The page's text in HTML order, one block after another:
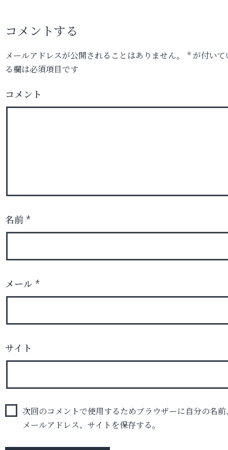
コメントする
メールアドレスが公開されることはありません。 *が付いて
る欄は必須項目です
コメント
名前 *
メール *
サイト
次回のコメントで使用するためブラウザーに自分の名前
メールアドレス、サイトを保存する。